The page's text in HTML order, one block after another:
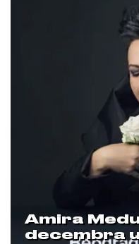
Amira
decembra